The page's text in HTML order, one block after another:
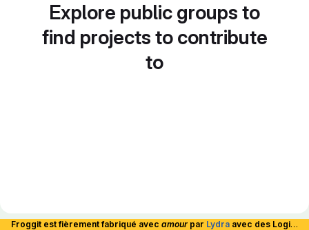
Explore public groups to
find projects to contribute
to
Froggit est fièrement fabriqué avec amour par Lydra avec des Logiciels Libres et hébergé en